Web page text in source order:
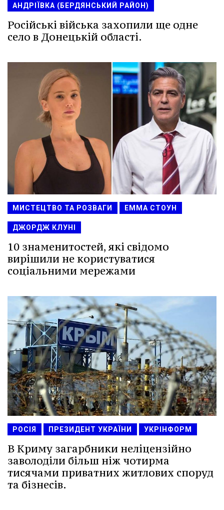
АНДРІЇВКА (БЕРДЯНСЬКИЙ РАЙОН)
Російські війська захопили ще одне
село в Донецькій області.
МИСТЕЦТВО ТА РОЗВАГИ ЕММА СТОУН
ДЖОРДЖ КЛУНІ
10 знаменитостей, які свідомо
вирішили не користуватися
соціальними мережами
РОСІЯ ПРЕЗИДЕНТ УКРАЇНИ УКРІНФОРМ
В Криму загарбники неліцензійно
заволоділи більш ніж чотирма
тисячами приватних житлових споруд
та бізнесів.